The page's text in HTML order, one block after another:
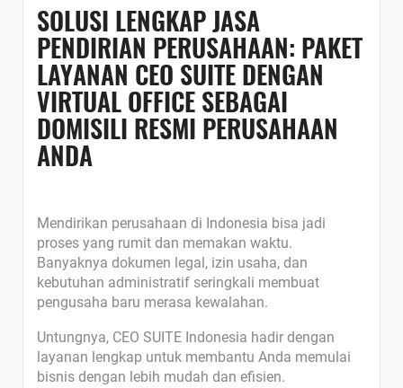
SOLUSI LENGKAP JASA
PENDIRIAN PERUSAHAAN: PAKET
LAYANAN CEO SUITE DENGAN
VIRTUAL OFFICE SEBAGAI
DOMISILI RESMI PERUSAHAAN
ANDA
Mendirikan perusahaan di Indonesia bisa jadi
proses yang rumit dan memakan waktu.
Banyaknya dokumen legal, izin usaha, dan
kebutuhan administratif seringkali membuat
pengusaha baru merasa kewalahan.
Untungnya, CEO SUITE Indonesia hadir dengan
layanan lengkap untuk membantu Anda memulai
bisnis dengan lebih mudah dan efisien.